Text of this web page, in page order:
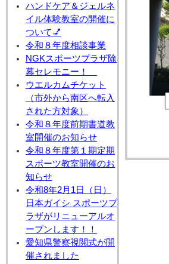
ハンドケア＆ジェルネ
イル体験教室の開催に
ついて💅
令和８年度相談事業
NGKスポーツプラザ除
幕セレモニー！
ウエルカムチケット
（市外から南区へ転入
された方対象）
令和８年度前期書道教
室開催のお知らせ
令和８年度第１期定期
スポーツ教室開催のお
知らせ
令和8年2月1日（日）
日本ガイシ スポーツプ
ラザがリニューアルオ
ープンします！！
愛知県警察視閲式が開
催されました